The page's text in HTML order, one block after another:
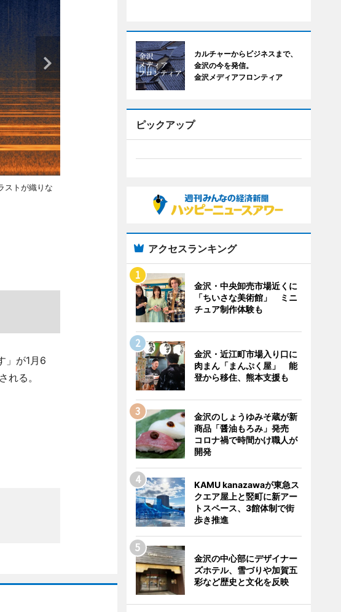
ストが織りな
」が1月6
る。
カルチャーからビジネスまで、
金沢の今を発信。
金沢メディアフロンティア
ピックアップ
アクセスランキング
金沢・中央卸売市場近くに
「ちいさな美術館」 ミニ
チュア制作体験も
金沢・近江町市場入り口に
肉まん「まんぷく屋」 能
登から移住、熊本支援も
金沢のしょうゆみそ蔵が新
商品「醤油もろみ」発売
コロナ禍で時間かけ職人が
開発
KAMU kanazawaが東急ス
クエア屋上と竪町に新アー
トスペース、3館体制で街
歩き推進
金沢の中心部にデザイナー
ズホテル、雪づりや加賀五
彩など歴史と文化を反映